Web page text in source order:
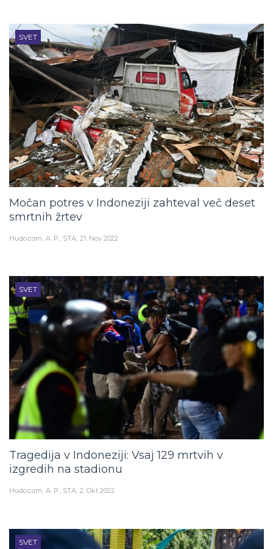
SVET
Močan potres v Indoneziji zahteval več deset
smrtnih žrtev
Hudo.com A. P., STA 21. Nov 2022
SVET
Tragedija v Indoneziji: Vsaj 129 mrtvih v
izgredih na stadionu
Hudo.com A. P., STA 2. Okt 2022
SVET